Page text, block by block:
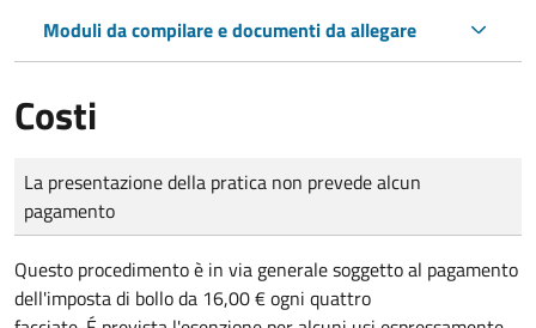
Moduli da compilare e documenti da allegare
Costi
Tipo di pagamento
Importo
La presentazione della pratica non prevede alcun
pagamento
Questo procedimento è in via generale soggetto al pagamento
dell'imposta di bollo da 16,00 € ogni quattro